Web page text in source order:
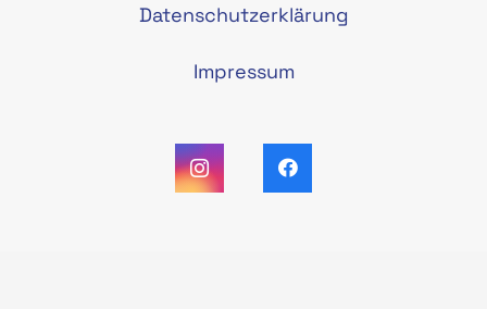
Datenschutzerklärung
Impressum